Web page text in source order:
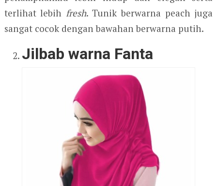
terlihat lebih fresh. Tunik berwarna peach juga
sangat cocok dengan bawahan berwarna putih.
Jilbab warna Fanta